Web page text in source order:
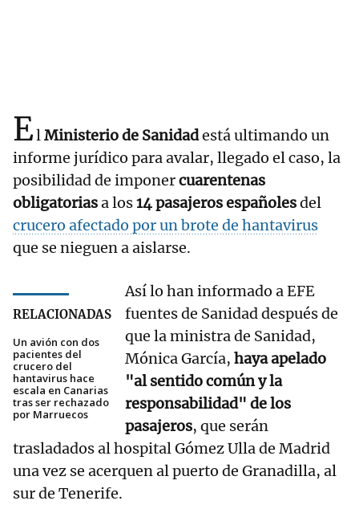
ElMinisterio de Sanidadestá ultimando un
informe jurídico para avalar, llegado el caso, la
posibilidad de imponercuarentenas
obligatoriasa los14 pasajeros españolesdel
crucero afectado por un brote de hantavirus
que se nieguen a aislarse.
RELACIONADAS
Un avión con dos
pacientes del
crucero del
hantavirus hace
escala en Canarias
tras ser rechazado
por Marruecos
Así lo han informado a EFE
fuentes de Sanidad después de
que la ministra de Sanidad,
Mónica García, haya apelado
"al sentido común y la
responsabilidad" de los
pasajeros, que serán
trasladados al hospital Gómez Ulla de Madrid
una vez se acerquen al puerto de Granadilla, al
sur de Tenerife.